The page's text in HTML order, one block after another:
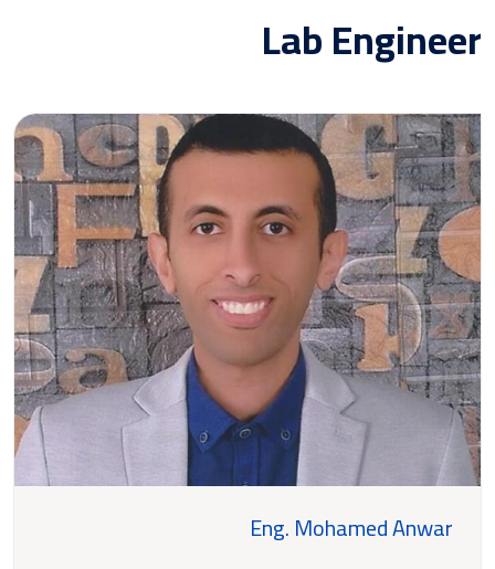
Lab Engineer
Eng. Mohamed Anwar